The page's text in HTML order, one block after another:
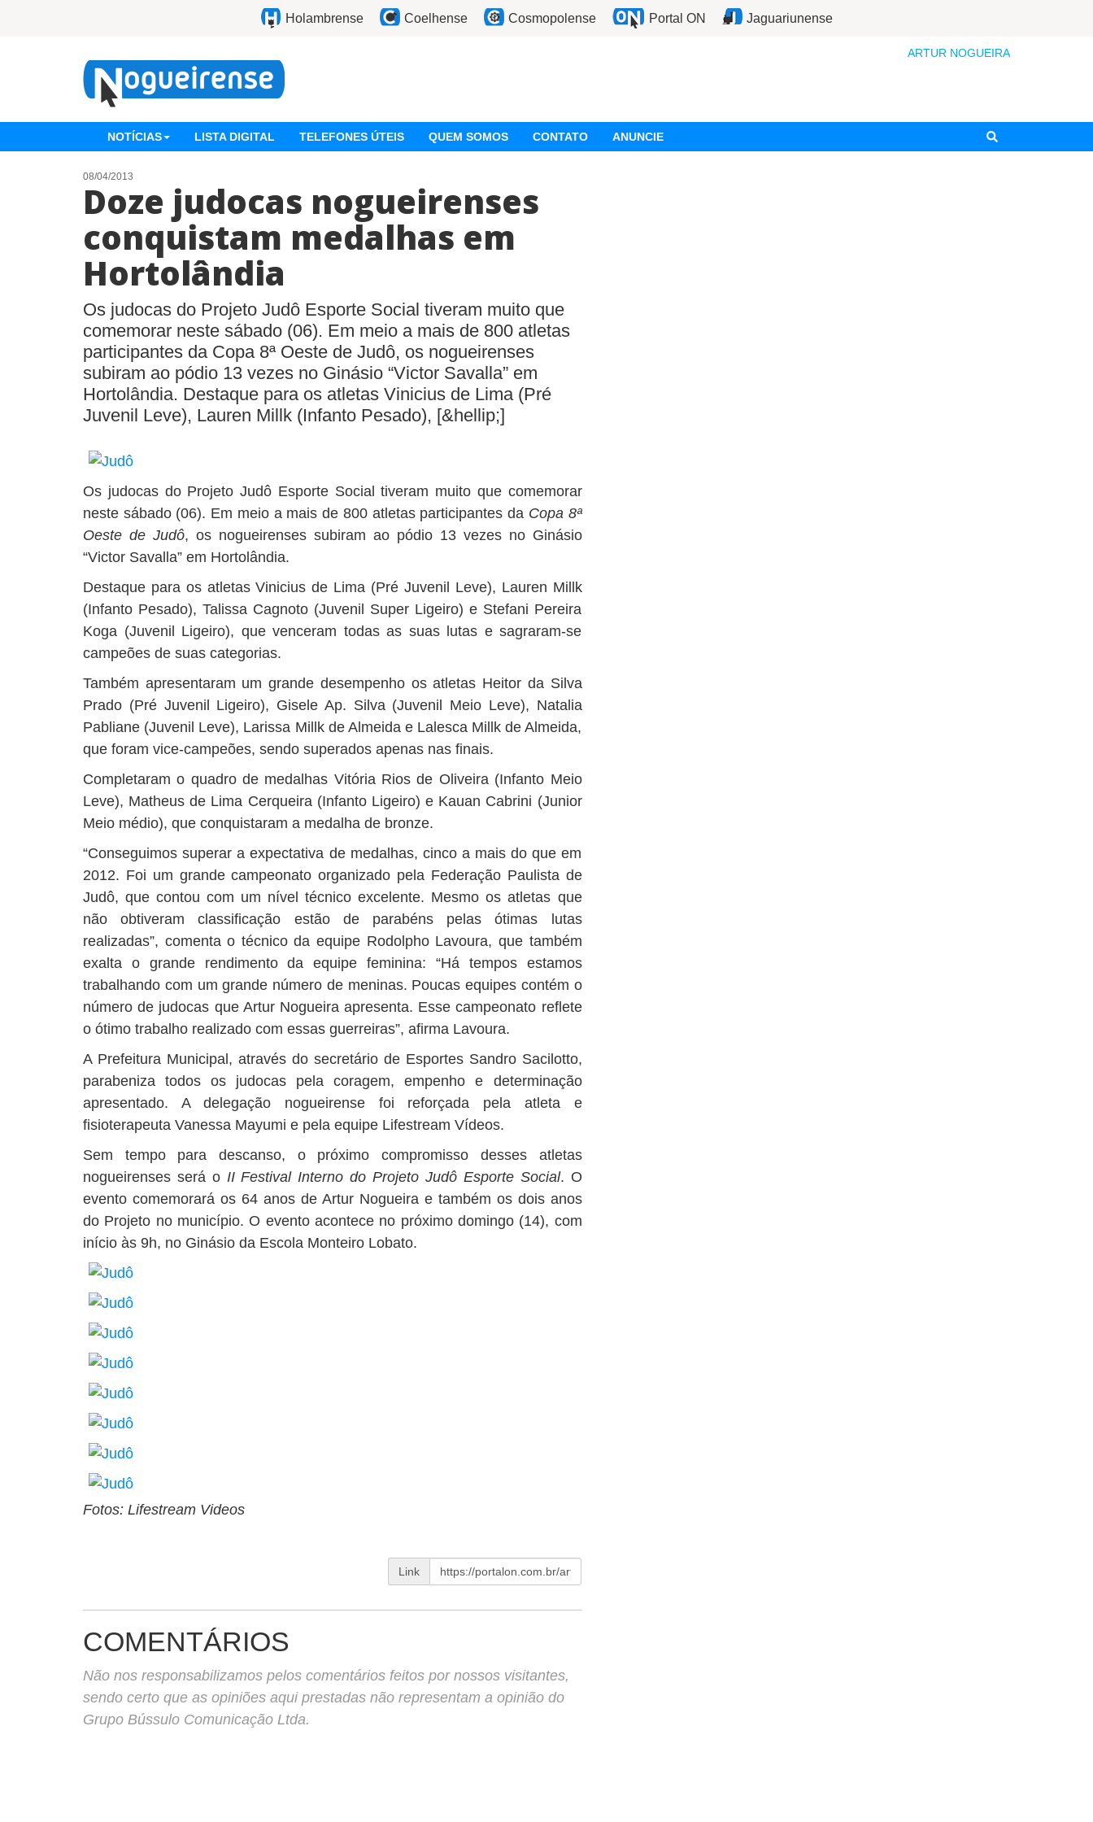
Holambrense Coelhense Cosmopolense Portal ON Jaguariunense
ARTUR NOGUEIRA
NOTÍCIAS LISTA DIGITAL TELEFONES ÚTEIS QUEM SOMOS CONTATO ANUNCIE
08/04/2013
Doze judocas nogueirenses
conquistam medalhas em
Hortolândia
Os judocas do Projeto Judô Esporte Social tiveram muito que
comemorar neste sábado (06). Em meio a mais de 800 atletas
participantes da Copa 8ª Oeste de Judô, os nogueirenses
subiram ao pódio 13 vezes no Ginásio “Victor Savalla” em
Hortolândia. Destaque para os atletas Vinicius de Lima (Pré
Juvenil Leve), Lauren Millk (Infanto Pesado), [&hellip;]
Os judocas do Projeto Judô Esporte Social tiveram muito que comemorar
neste sábado (06). Em meio a mais de 800 atletas participantes da Copa 8ª
Oeste de Judô, os nogueirenses subiram ao pódio 13 vezes no Ginásio
“Victor Savalla” em Hortolândia.
Destaque para os atletas Vinicius de Lima (Pré Juvenil Leve), Lauren Millk
(Infanto Pesado), Talissa Cagnoto (Juvenil Super Ligeiro) e Stefani Pereira
Koga (Juvenil Ligeiro), que venceram todas as suas lutas e sagraram-se
campeões de suas categorias.
Também apresentaram um grande desempenho os atletas Heitor da Silva
Prado (Pré Juvenil Ligeiro), Gisele Ap. Silva (Juvenil Meio Leve), Natalia
Pabliane (Juvenil Leve), Larissa Millk de Almeida e Lalesca Millk de Almeida,
que foram vice-campeões, sendo superados apenas nas finais.
Completaram o quadro de medalhas Vitória Rios de Oliveira (Infanto Meio
Leve), Matheus de Lima Cerqueira (Infanto Ligeiro) e Kauan Cabrini (Junior
Meio médio), que conquistaram a medalha de bronze.
“Conseguimos superar a expectativa de medalhas, cinco a mais do que em
2012. Foi um grande campeonato organizado pela Federação Paulista de
Judô, que contou com um nível técnico excelente. Mesmo os atletas que
não obtiveram classificação estão de parabéns pelas ótimas lutas
realizadas”, comenta o técnico da equipe Rodolpho Lavoura, que também
exalta o grande rendimento da equipe feminina: “Há tempos estamos
trabalhando com um grande número de meninas. Poucas equipes contém o
número de judocas que Artur Nogueira apresenta. Esse campeonato reflete
o ótimo trabalho realizado com essas guerreiras”, afirma Lavoura.
A Prefeitura Municipal, através do secretário de Esportes Sandro Sacilotto,
parabeniza todos os judocas pela coragem, empenho e determinação
apresentado. A delegação nogueirense foi reforçada pela atleta e
fisioterapeuta Vanessa Mayumi e pela equipe Lifestream Vídeos.
Sem tempo para descanso, o próximo compromisso desses atletas
nogueirenses será o II Festival Interno do Projeto Judô Esporte Social. O
evento comemorará os 64 anos de Artur Nogueira e também os dois anos
do Projeto no município. O evento acontece no próximo domingo (14), com
início às 9h, no Ginásio da Escola Monteiro Lobato.
Fotos: Lifestream Videos
Link
COMENTÁRIOS
Não nos responsabilizamos pelos comentários feitos por nossos visitantes,
sendo certo que as opiniões aqui prestadas não representam a opinião do
Grupo Bússulo Comunicação Ltda.